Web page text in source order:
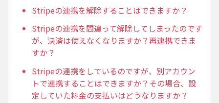
Stripeの連携を解除することはできますか？
Stripeの連携を間違って解除してしまったのです
が、決済は使えなくなりますか？再連携できま
すか？
Stripeの連携をしているのですが、別アカウン
トで連携することはできますか？その場合、設
定していた料金の支払いはどうなりますか？